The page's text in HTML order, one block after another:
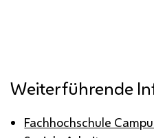
Weiterführende
Fachhochschule